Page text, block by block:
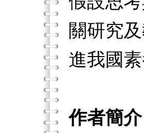
關研究
進我國
作者簡介